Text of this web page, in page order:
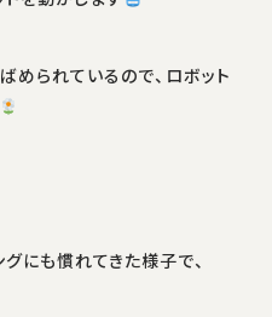
められているので、ロボット
にも慣れてきた様子で、